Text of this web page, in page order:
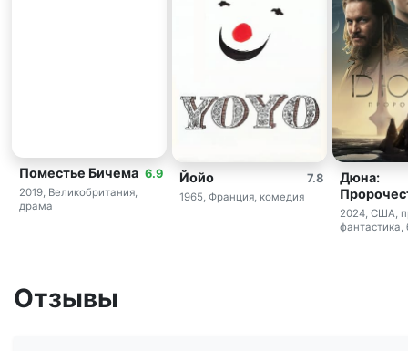
6.9
Поместье Бичема
2019, Великобритания,
драма
7.8
Йойо
1965, Франция, комедия
Дюна:
2024, США,
фантастика,
Отзывы